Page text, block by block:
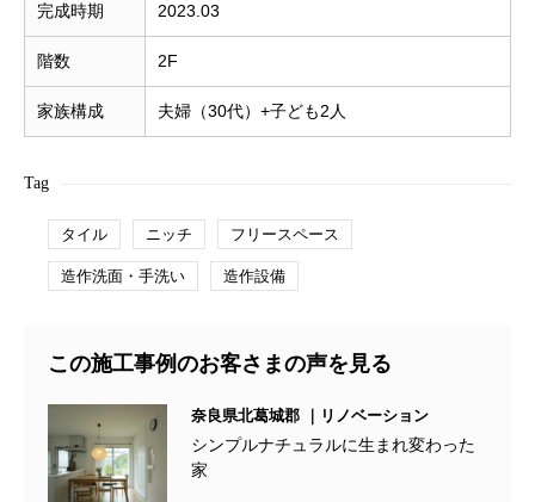
完成時期 2023.03
階数 2F
家族構成 夫婦（30代）+子ども2人
Tag
タイル ニッチ フリースペース
造作洗面・手洗い 造作設備
この施工事例のお客さまの声を見る
奈良県北葛城郡 ｜リノベーション
シンプルナチュラルに生まれ変わった
家